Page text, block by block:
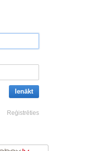
Ienākt
Reģistrēties